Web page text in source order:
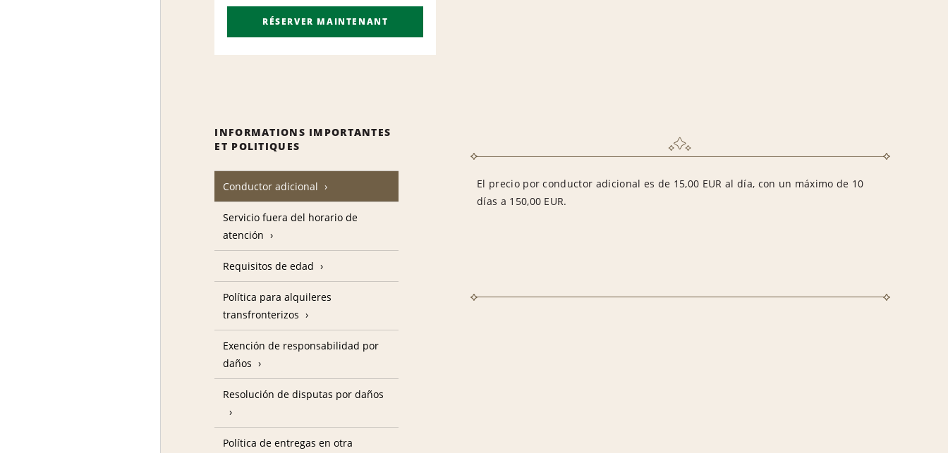
RÉSERVER MAINTENANT
INFORMATIONS IMPORTANTES
ET POLITIQUES
Conductor adicional
El precio por conductor adicional es de 15,00 EUR al día, con un máximo de 10
días a 150,00 EUR.
Servicio fuera del horario de
atención
Requisitos de edad
Política para alquileres
transfronterizos
Exención de responsabilidad por
daños
Resolución de disputas por daños
Política de entregas en otra